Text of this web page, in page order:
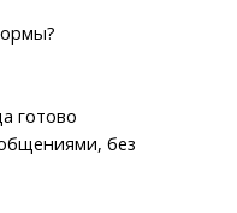
готово
без